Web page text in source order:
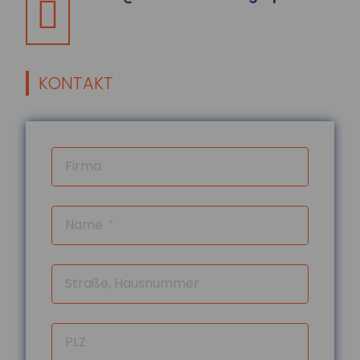
sich selbst aus
Im Schnitt wenden Menschen in
sind Kleid...
mehr...
04.08.2026
Digitalisierung und
Flexibilisierung im
Führerscheinerwerb
Die Bundesregierung plant eine Reform
der Fahrschulausbildung. Der
Präsenzpflicht für...
KONTAKT
Firma
Name
Straße, Hausnummer
PLZ